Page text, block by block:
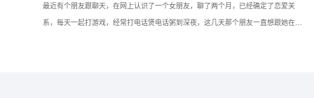
最近有个朋友跟聊天，在网上认识了一个女朋友，聊了两个月，已经确定了恋爱关
系，每天一起打游戏，经常打电话煲电话粥到深夜，这几天那个朋友一直想跟她在现